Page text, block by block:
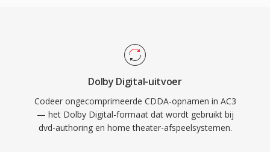
televisie-inhoud. De wijdverspreide
ondersteuning voor hardwaredecoders in
receivers, tv-apparaten en settopboxen zorgt
ervoor dat AC3-audio betrouwbaar kan worden
afgespeeld op één enorm aantal
consumentenelektronica.
Dolby Digital-uitvoer
Codeer ongecomprimeerde CDDA-opnamen in AC3
— het Dolby Digital-formaat dat wordt gebruikt bij
dvd-authoring en home theater-afspeelsystemen.